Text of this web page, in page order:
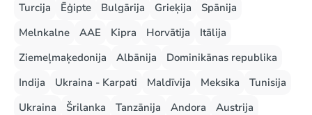
Turcija Ēģipte Bulgārija Grieķija
Spānija
Melnkalne
AAE Kipra Horvātija
Itālija
Ziemeļmaķedonija
Albānija
Dominikānas republika
Indija
Ukraina - Karpati Maldīvija Meksika
Tunisija
Ukraina
Šrilanka Tanzānija Andora
Austrija